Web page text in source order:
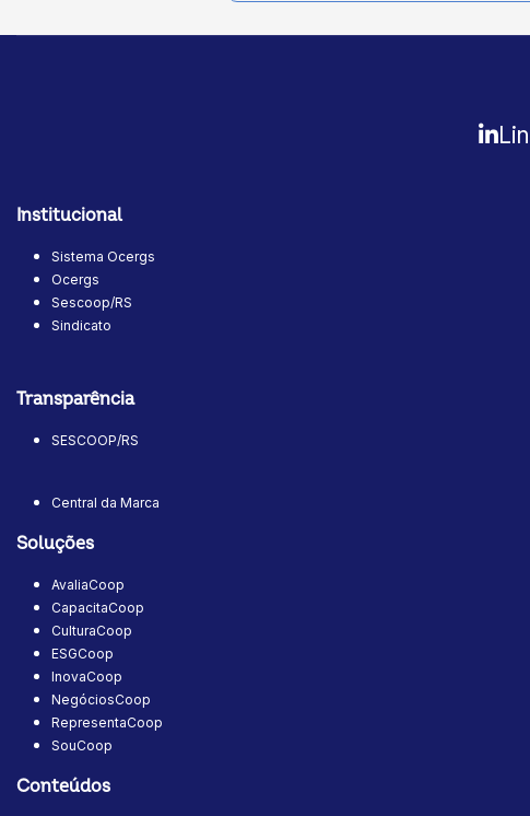
Institucional
Sistema Ocergs
Ocergs
Sescoop/RS
Sindicato
Transparência
SESCOOP/RS
Central da Marca
Soluções
AvaliaCoop
CapacitaCoop
CulturaCoop
ESGCoop
InovaCoop
NegóciosCoop
RepresentaCoop
SouCoop
Conteúdos